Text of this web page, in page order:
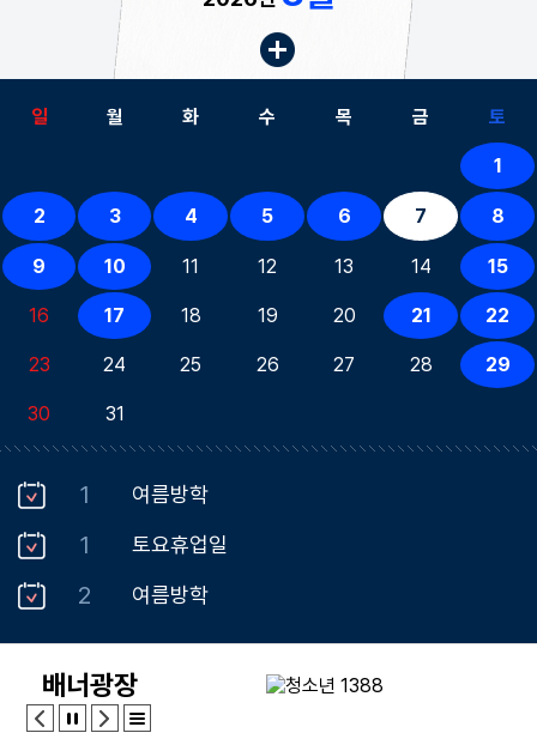
일 월 화 수 목 금 토
1
2 3 4 5 6 7 8
9 10 11 12 13 14 15
16 17 18 19 20 21 22
23 24 25 26 27 28 29
30 31
1 여름방학
1 토요휴업일
2 여름방학
3 여름방학
4 여름방학
배너광장